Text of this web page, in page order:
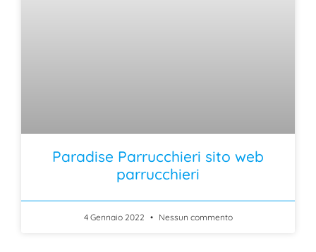
Paradise Parrucchieri sito web
parrucchieri
4 Gennaio 2022 Nessun commento